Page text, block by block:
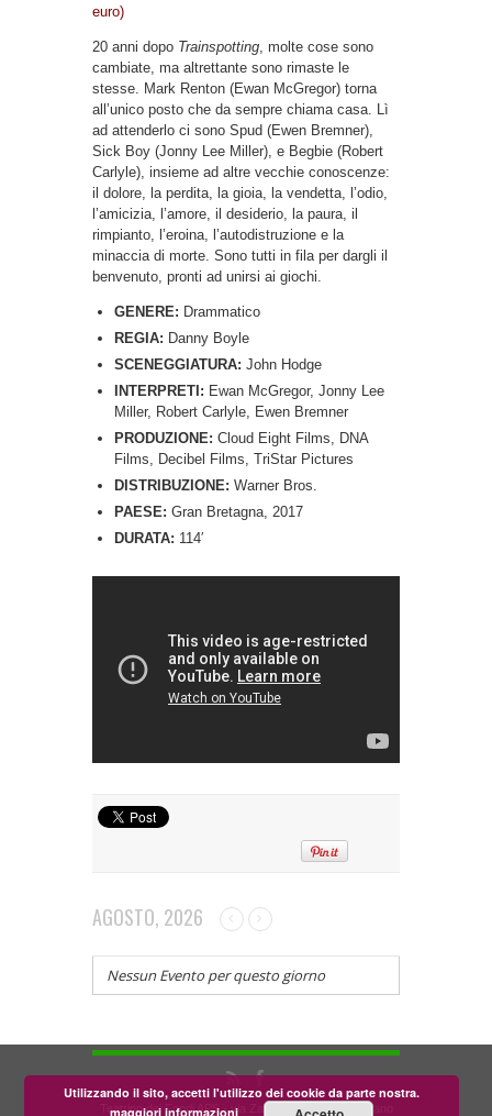
euro)
20 anni dopo Trainspotting , molte cose sono
cambiate, ma altrettante sono rimaste le
stesse. Mark Renton (Ewan McGregor) torna
all’unico posto che da sempre chiama casa. Lì
ad attenderlo ci sono Spud (Ewen Bremner),
Sick Boy (Jonny Lee Miller), e Begbie (Robert
Carlyle), insieme ad altre vecchie conoscenze:
il dolore, la perdita, la gioia, la vendetta, l’odio,
l’amicizia, l’amore, il desiderio, la paura, il
rimpianto, l’eroina, l’autodistruzione e la
minaccia di morte. Sono tutti in fila per dargli il
benvenuto, pronti ad unirsi ai giochi.
GENERE: Drammatico
REGIA: Danny Boyle
SCENEGGIATURA: John Hodge
INTERPRETI: Ewan McGregor, Jonny Lee
Miller, Robert Carlyle, Ewen Bremner
PRODUZIONE: Cloud Eight Films, DNA
Films, Decibel Films, TriStar Pictures
DISTRIBUZIONE: Warner Bros.
PAESE: Gran Bretagna, 2017
DURATA: 114′
AGOSTO, 2026
Nessun Evento per questo giorno
Teatrino dei Fondi APS - via Zara, 58 56024 Corazzano
Utilizzando il sito, accetti l'utilizzo dei cookie da parte nostra.
maggiori informazioni